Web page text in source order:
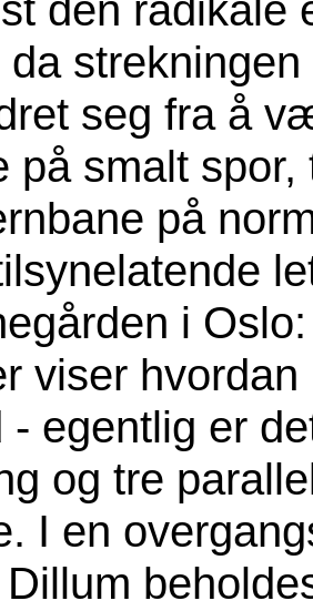
den radikale
da
seg fra å
på smalt
på
i
viser
- egentlig er
og tre
I en